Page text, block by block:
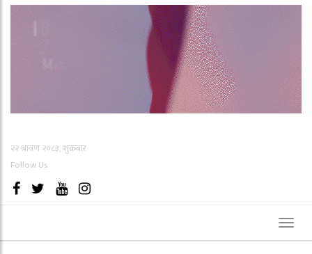
२२ श्रावण २०८३, शुक्रबार
Follow Us